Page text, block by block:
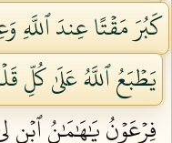
كَبُرَ مَقۡتًا عِندَ ٱللَّهِ
يَطۡبَعُ ٱللَّهُ عَلَىٰ كُلِّ
فِرۡعَوۡنُ يَٰهَٰمَٰنُ ٱبۡنِ